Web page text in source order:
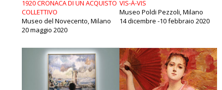
1920 CRONACA DI UN ACQUISTO
COLLETTIVO
Museo del Novecento, Milano
20 maggio 2020
VIS-À-VIS
Museo Poldi Pezzoli, Milano
14 dicembre -10 febbraio 2020